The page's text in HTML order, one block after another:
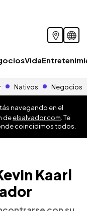
Vida
Nativos Negocios
navegando en el
deelsalvador.com . Te
coincidimos todos.
Kaarl